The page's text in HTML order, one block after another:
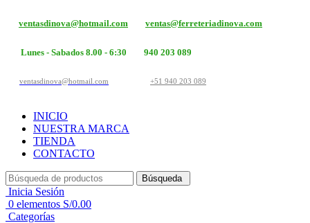
ventasdinova@hotmail.com ventas@ferreteriadinova.com
Lunes - Sabados 8.00 - 6:30 940 203 089
ventasdinova@hotmail.com +51 940 203 089
INICIO
NUESTRA MARCA
TIENDA
CONTACTO
Búsqueda
Inicia Sesión
0 elementos S/0.00
Categorías